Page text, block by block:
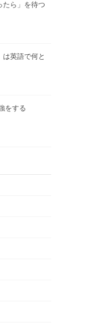
たら」を待つ
は英語で何と
をする